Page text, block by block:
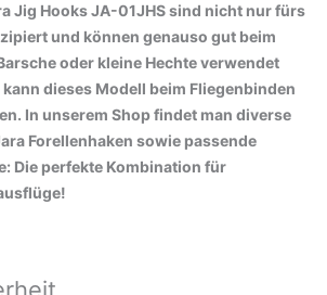
Jig Hooks JA-01JHS sind nicht nur fürs
und können genauso gut beim
oder kleine Hechte verwendet
dieses Modell beim Fliegenbinden
In unserem Shop findet man diverse
Forellenhaken sowie passende
Die perfekte Kombination für